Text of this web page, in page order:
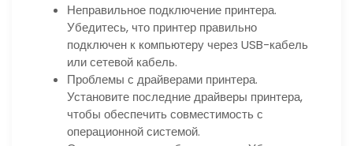
Неправильное подключение принтера.
Убедитесь, что принтер правильно
подключен к компьютеру через USB-кабель
или сетевой кабель.
Проблемы с драйверами принтера.
Установите последние драйверы принтера,
чтобы обеспечить совместимость с
операционной системой.